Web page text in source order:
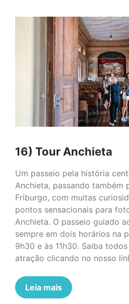
16) Tour Anchieta
Um passeio pela história
Anchieta, passando também
Friburgo, com muitas
pontos sensacionais para
Anchieta. O passeio guiado
sempre em dois horários na
9h30 e às 11h30. Saiba
atração clicando no nosso
Leia mais